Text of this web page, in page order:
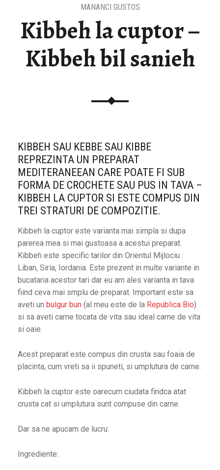
Kibbeh la cuptor –
Kibbeh bil sanieh
MANANCI GUSTOS
KIBBEH SAU KEBBE SAU KIBBE
REPREZINTA UN PREPARAT
MEDITERANEEAN CARE POATE FI SUB
FORMA DE CROCHETE SAU PUS IN TAVA –
KIBBEH LA CUPTOR SI ESTE COMPUS DIN
TREI STRATURI DE COMPOZITIE.
Kibbeh la cuptor este varianta mai simpla si dupa
parerea mea si mai gustoasa a acestui preparat.
Kibbeh este specific tarilor din Orientul Mijlociu :
Liban, Siria, Iordania. Este prezent in multe variante in
bucataria acestor tari dar eu am ales varianta in tava
fiind ceva mai smplu de preparat. Important este sa
aveti un bulgur bun(al meu este de la Republica Bio)
si sa aveti carne tocata de vita sau ideal carne de vita
si oaie.
Acest preparat este compus din crusta sau foaia de
placinta, cum vreti sa ii spuneti, si umplutura de carne.
Kibbeh la cuptor este oarecum ciudata findca atat
crusta cat si umplutura sunt compuse din carne.
Dar sa ne apucam de lucru:
Ingrediente: